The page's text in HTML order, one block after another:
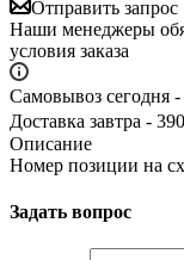
Отправить запрос
Наши менеджеры
условия заказа
Самовывоз сегодня -
Доставка завтра -
Описание
Номер позиции на
Задать вопрос